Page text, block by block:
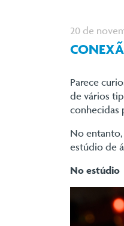
20 de
Parece
de vários
conhecidas
No entanto,
estúdio de
No estúdio